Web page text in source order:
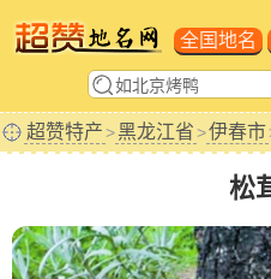
全国地名
超赞特产>黑龙江省>伊春市
松